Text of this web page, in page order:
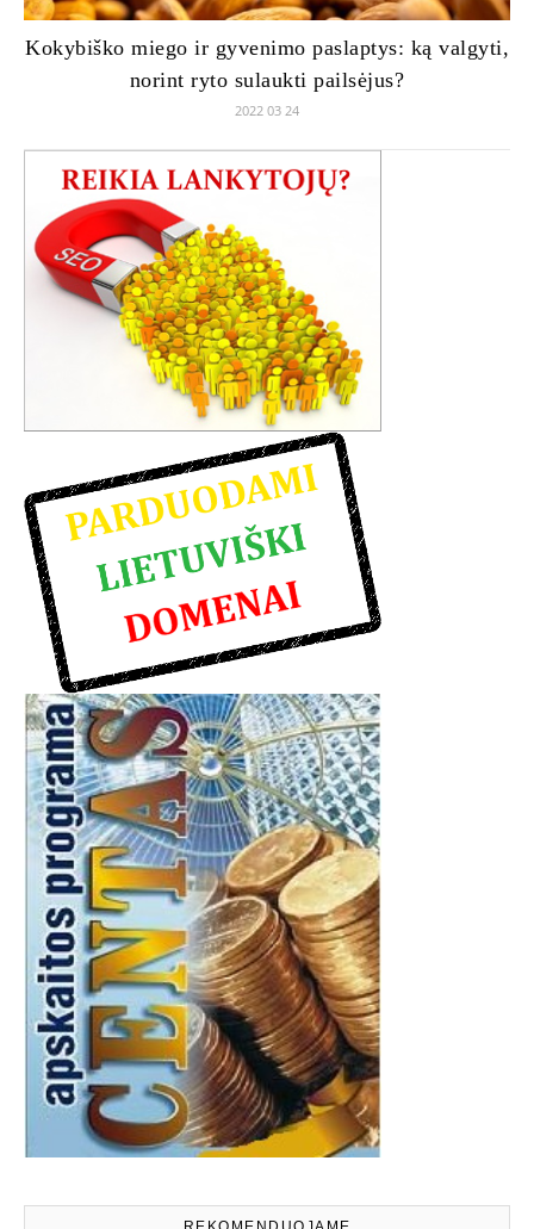
Kokybiško miego ir gyvenimo paslaptys: ką valgyti,
norint ryto sulaukti pailsėjus?
2022 03 24